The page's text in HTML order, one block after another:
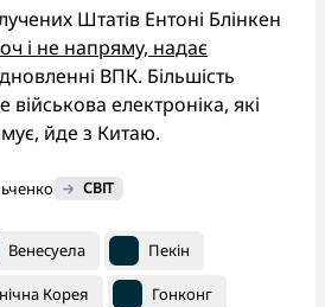
Штатів Ентоні Блінкен
і не напряму, надає
ВПК. Більшість
електроніка, які
йде з Китаю.
СВІТ
Венесуела Пекін
Корея Гонконг